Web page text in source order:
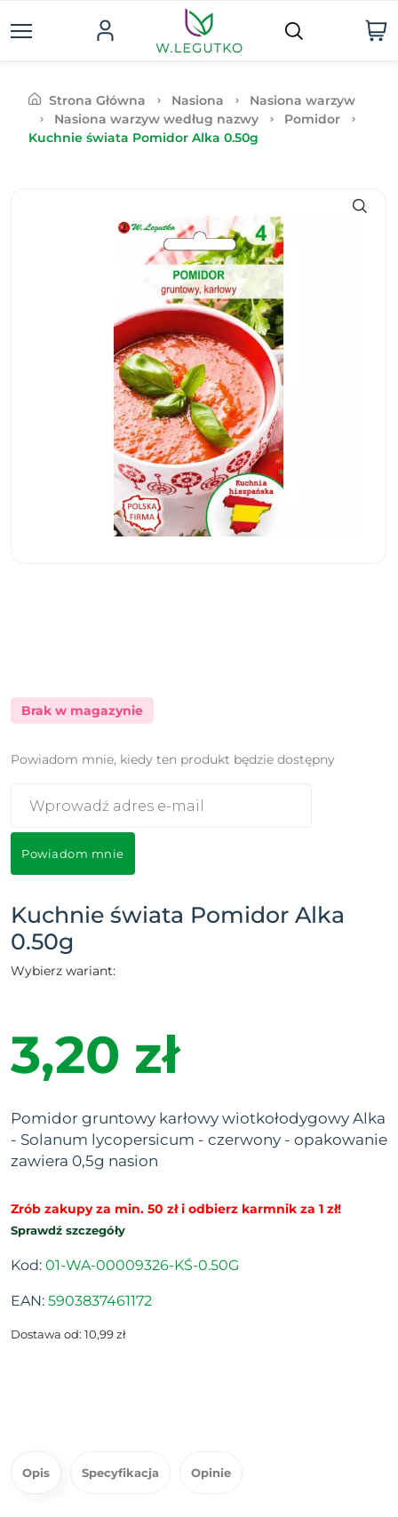
Strona Główna Nasiona
Nasiona warzyw
Nasiona warzyw według nazwy
Pomidor
Kuchnie świata Pomidor Alka 0.50g
Brak w magazynie
Powiadom mnie, kiedy ten produkt będzie dostępny
Powiadom mnie
Kuchnie świata Pomidor Alka
0.50g
Wybierz wariant:
3,20 zł
Pomidor gruntowy karłowy wiotkołodygowy Alka
- Solanum lycopersicum - czerwony - opakowanie
zawiera 0,5g nasion
Zrób zakupy za min. 50 zł i odbierz karmnik za 1 zł!
Sprawdź szczegóły
Kod: 01-WA-00009326-KŚ-0.50G
EAN: 5903837461172
Dostawa od: 10,99 zł
Opis Specyfikacja Opinie